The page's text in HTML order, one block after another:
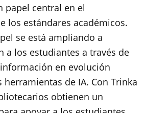
papel central en el
los estándares académicos.
se está ampliando a
a los estudiantes a través de
en evolución
de IA. Con Trinka
obtienen un